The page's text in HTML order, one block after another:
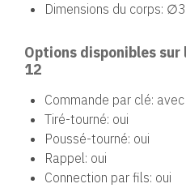
Dimensions du corps:
Options disponibles sur
12
Commande par clé:
Tiré-tourné: oui
Poussé-tourné: oui
Rappel: oui
Connection par fils: oui